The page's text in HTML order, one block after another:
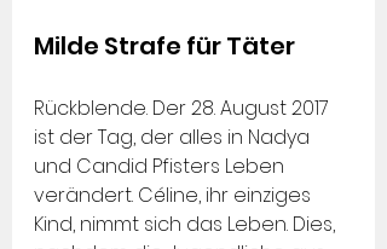
Milde Strafe für Täter
Rückblende. Der 28. August 2017
ist der Tag, der alles in Nadya
und Candid Pfisters Leben
verändert. Céline, ihr einziges
Kind, nimmt sich das Leben. Dies,